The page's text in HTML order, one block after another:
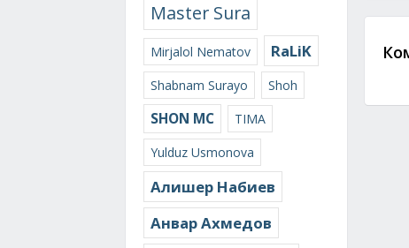
Master Sura
Mirjalol Nematov RaLiK
Shabnam Surayo Shoh
SHON MC
TIMA
Yulduz Usmonova
Алишер Набиев
Анвар Ахмедов